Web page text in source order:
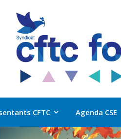
CFTC Agenda CSE